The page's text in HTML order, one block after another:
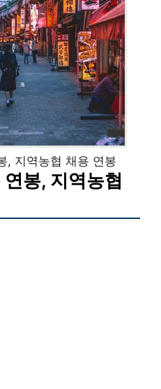
, 지역농협 채용 연봉
봉, 지역농협